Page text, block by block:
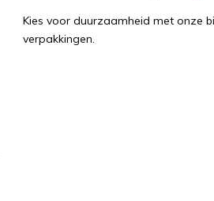
Kies voor duurzaamheid met onze
verpakkingen.